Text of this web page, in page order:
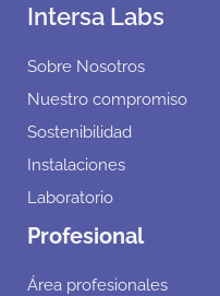
Intersa Labs
Sobre Nosotros
Nuestro compromiso
Sostenibilidad
Instalaciones
Laboratorio
Profesional
Área profesionales